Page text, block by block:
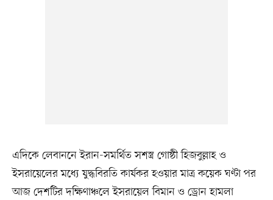
এদিকে লেবাননে ইরান-সমর্থিত সশস্ত্র গোষ্ঠী হিজবুল্লাহ ও
ইসরায়েলের মধ্যে যুদ্ধবিরতি কার্যকর হওয়ার মাত্র কয়েক ঘণ্টা পর
আজ দেশটির দক্ষিণাঞ্চলে ইসরায়েল বিমান ও ড্রোন হামলা